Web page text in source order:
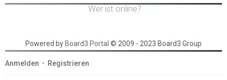
Wer ist online?
Powered byBoard3 Portal © 2009 - 2023 Board3 Group
Anmelden • Registrieren